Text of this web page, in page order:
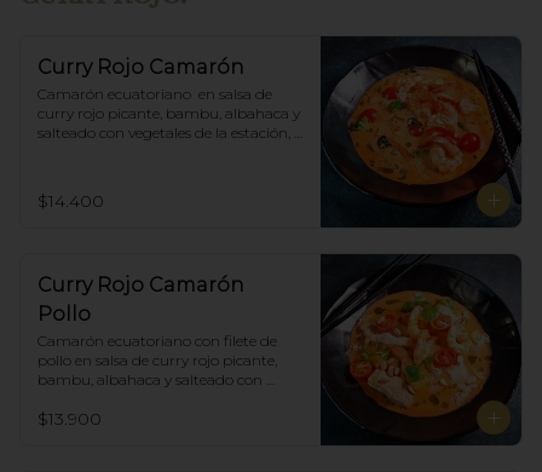
Curry Rojo Camarón
Camarón ecuatoriano  en salsa de
curry rojo picante, bambu, albahaca y
salteado con vegetales de la estación,
$14.400
Curry Rojo Camarón
Pollo
Camarón ecuatoriano con filete de
pollo en salsa de curry rojo picante,
bambu, albahaca y salteado con
porción de arroz blanco.
$13.900